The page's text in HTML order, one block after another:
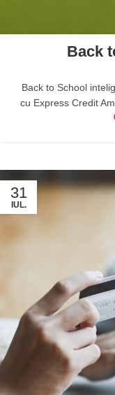
Back
Back to School
cu Express Credit
31
IUL.